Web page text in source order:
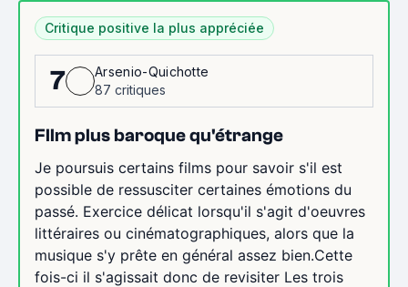
Critique positive la plus appréciée
7
Arsenio-Quichotte
87 critiques
FIlm plus baroque qu'étrange
Je poursuis certains films pour savoir s'il est
possible de ressusciter certaines émotions du
passé. Exercice délicat lorsqu'il s'agit d'oeuvres
littéraires ou cinématographiques, alors que la
musique s'y prête en général assez bien.Cette
fois-ci il s'agissait donc de revisiter Les trois